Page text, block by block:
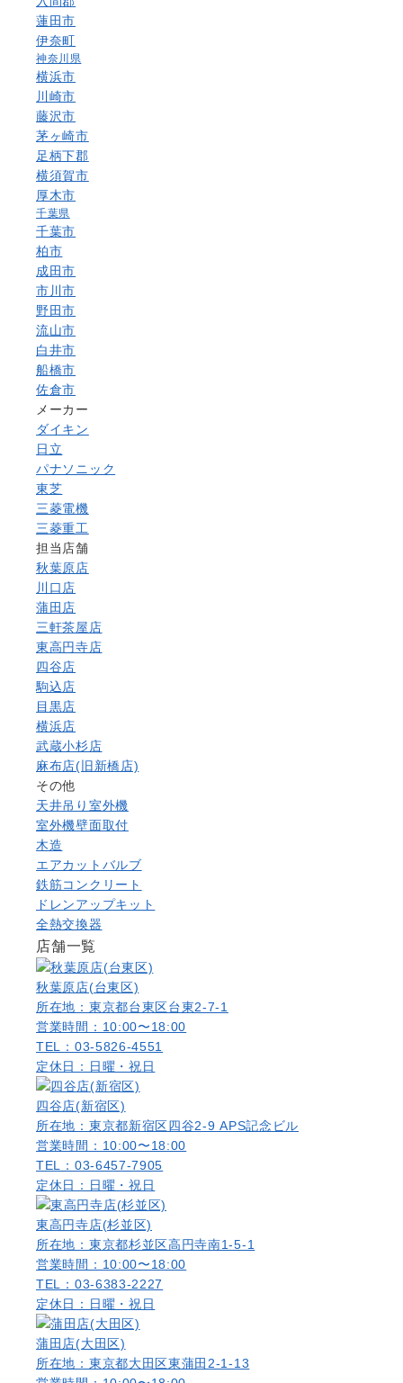
蓮田市
伊奈町
神奈川県
横浜市
川崎市
藤沢市
茅ヶ崎市
足柄下郡
横須賀市
厚木市
千葉県
千葉市
柏市
成田市
市川市
野田市
流山市
白井市
船橋市
佐倉市
メーカー
ダイキン
日立
パナソニック
東芝
三菱電機
三菱重工
担当店舗
秋葉原店
川口店
蒲田店
三軒茶屋店
東高円寺店
四谷店
駒込店
目黒店
横浜店
武蔵小杉店
麻布店(旧新橋店)
その他
天井吊り室外機
室外機壁面取付
木造
エアカットバルブ
鉄筋コンクリート
ドレンアップキット
全熱交換器
店舗一覧
秋葉原店(台東区)
所在地：東京都台東区台東2-7-1
営業時間：10:00〜18:00
TEL：03-5826-4551
定休日：日曜・祝日
四谷店(新宿区)
所在地：東京都新宿区四谷2-9 APS記念ビル
営業時間：10:00〜18:00
TEL：03-6457-7905
定休日：日曜・祝日
東高円寺店(杉並区)
所在地：東京都杉並区高円寺南1-5-1
営業時間：10:00〜18:00
TEL：03-6383-2227
定休日：日曜・祝日
蒲田店(大田区)
所在地：東京都大田区東蒲田2-1-13